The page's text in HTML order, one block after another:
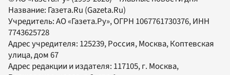
Название: Газета.Ru (Gazeta.Ru)
Учредитель:АО «Газета.Ру», ОГРН 1067761730376, ИНН
7743625728
Адрес учредителя: 125239, Россия, Москва, Коптевская
улица, дом 67
Адрес редакции и издателя: 117105, г. Москва,